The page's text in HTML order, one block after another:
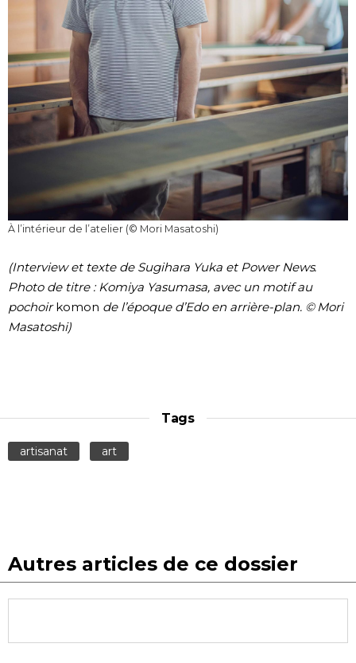
À l’intérieur de l’atelier (© Mori Masatoshi)
(Interview et texte de Sugihara Yuka et Power News.
Photo de titre : Komiya Yasumasa, avec un motif au
pochoirkomon de l’époque d’Edo en arrière-plan. © Mori
Masatoshi)
Tags
artisanat art
Autres articles de ce dossier